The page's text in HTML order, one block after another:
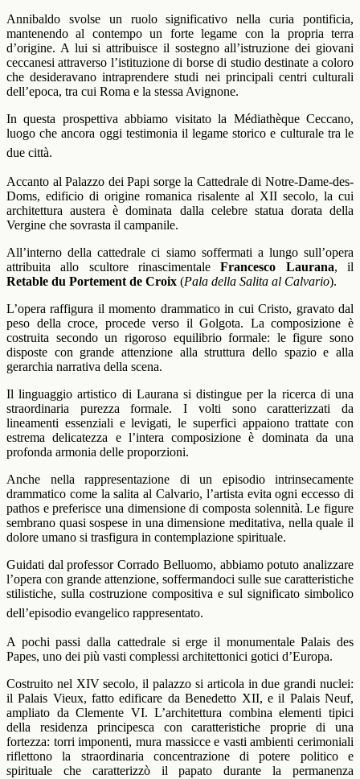
Annibaldo svolse un ruolo significativo nella curia pontificia,
mantenendo al contempo un forte legame con la propria terra
d’origine. A lui si attribuisce il sostegno all’istruzione dei giovani
ceccanesi attraverso l’istituzione di borse di studio destinate a coloro
che desideravano intraprendere studi nei principali centri culturali
dell’epoca, tra cui Roma e la stessa Avignone.
In questa prospettiva abbiamo visitato la Médiathèque Ceccano,
luogo che ancora oggi testimonia il legame storico e culturale tra le
due città.
Accanto al Palazzo dei Papi sorge la Cattedrale di Notre-Dame-des-
Doms, edificio di origine romanica risalente al XII secolo, la cui
architettura austera è dominata dalla celebre statua dorata della
Vergine che sovrasta il campanile.
All’interno della cattedrale ci siamo soffermati a lungo sull’opera
attribuita allo scultore rinascimentaleFrancesco Laurana, il
Retable du Portement de Croix (Pala della Salita al Calvario).
L’opera raffigura il momento drammatico in cui Cristo, gravato dal
peso della croce, procede verso il Golgota. La composizione è
costruita secondo un rigoroso equilibrio formale: le figure sono
disposte con grande attenzione alla struttura dello spazio e alla
gerarchia narrativa della scena.
Il linguaggio artistico di Laurana si distingue per la ricerca di una
straordinaria purezza formale. I volti sono caratterizzati da
lineamenti essenziali e levigati, le superfici appaiono trattate con
estrema delicatezza e l’intera composizione è dominata da una
profonda armonia delle proporzioni.
Anche nella rappresentazione di un episodio intrinsecamente
drammatico come la salita al Calvario, l’artista evita ogni eccesso di
pathos e preferisce una dimensione di composta solennità. Le figure
sembrano quasi sospese in una dimensione meditativa, nella quale il
dolore umano si trasfigura in contemplazione spirituale.
Guidati dal professor Corrado Belluomo, abbiamo potuto analizzare
l’opera con grande attenzione, soffermandoci sulle sue caratteristiche
stilistiche, sulla costruzione compositiva e sul significato simbolico
dell’episodio evangelico rappresentato.
A pochi passi dalla cattedrale si erge il monumentale Palais des
Papes, uno dei più vasti complessi architettonici gotici d’Europa.
Costruito nel XIV secolo, il palazzo si articola in due grandi nuclei:
il Palais Vieux, fatto edificare da Benedetto XII, e il Palais Neuf,
ampliato da Clemente VI. L’architettura combina elementi tipici
della residenza principesca con caratteristiche proprie di una
fortezza: torri imponenti, mura massicce e vasti ambienti cerimoniali
riflettono la straordinaria concentrazione di potere politico e
spirituale che caratterizzò il papato durante la permanenza